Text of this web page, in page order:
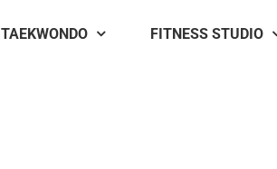
TAEKWONDO FITNESS STUDIO